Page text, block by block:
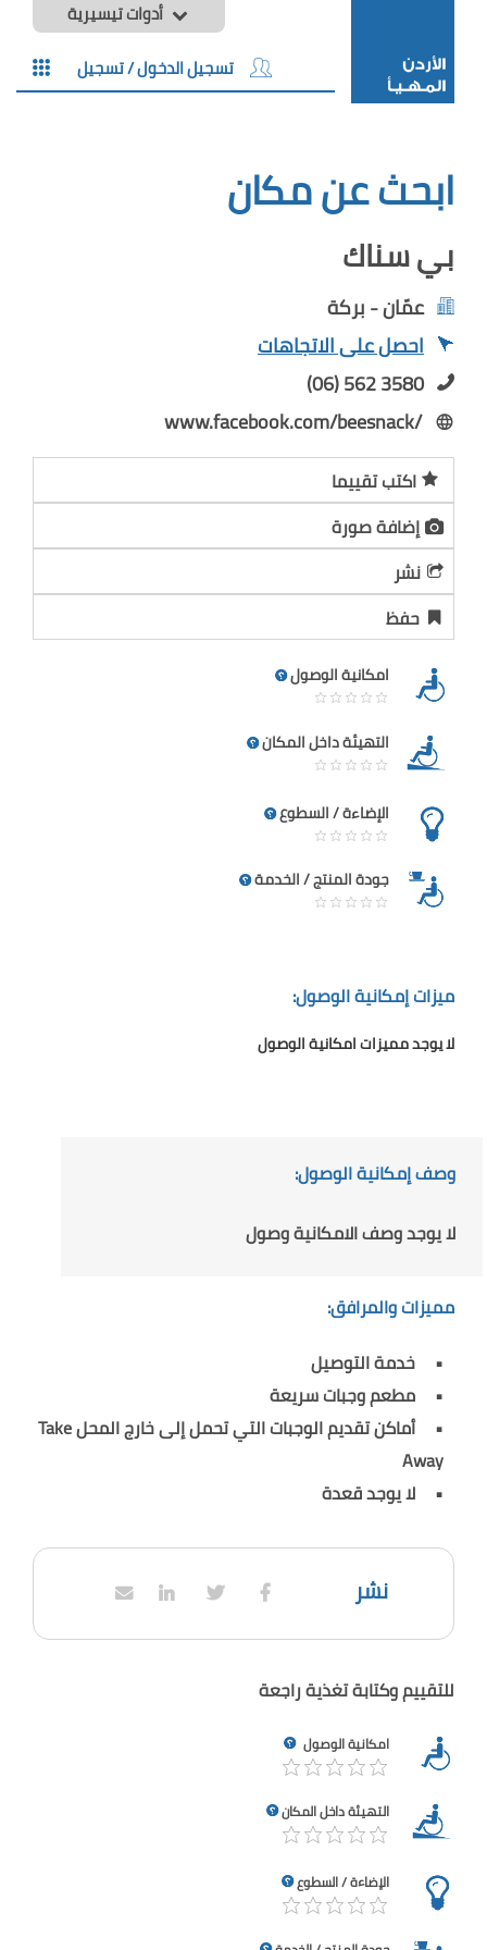
أدوات تيسيرية
تسجيل الدخول / تسجيل
ابحث عن مكان
بي سناك
عمّان - بركة
احصل على الاتجاهات
(06) 562 3580
www.facebook.com/beesnack/
اكتب تقييما
إضافة صورة
نشر
حفظ
امكانية الوصول
التهيئة داخل المكان
الإضاءة / السطوع
جودة المنتج / الخدمة
ميزات إمكانية الوصول:
لا يوجد مميزات امكانية الوصول
وصف إمكانية الوصول:
لا يوجد وصف الامكانية وصول
مميزات والمرافق:
خدمة التوصيل
مطعم وجبات سريعة
أماكن تقديم الوجبات التي تحمل إلى خارج المحل Take
Away
لا يوجد قعدة
نشر
للتقييم وكتابة تغذية راجعة
امكانية الوصول
التهيئة داخل المكان
الإضاءة / السطوع